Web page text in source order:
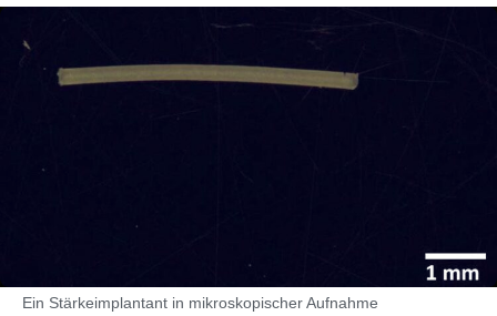
Ein Stärkeimplantant in mikroskopischer Aufnahme